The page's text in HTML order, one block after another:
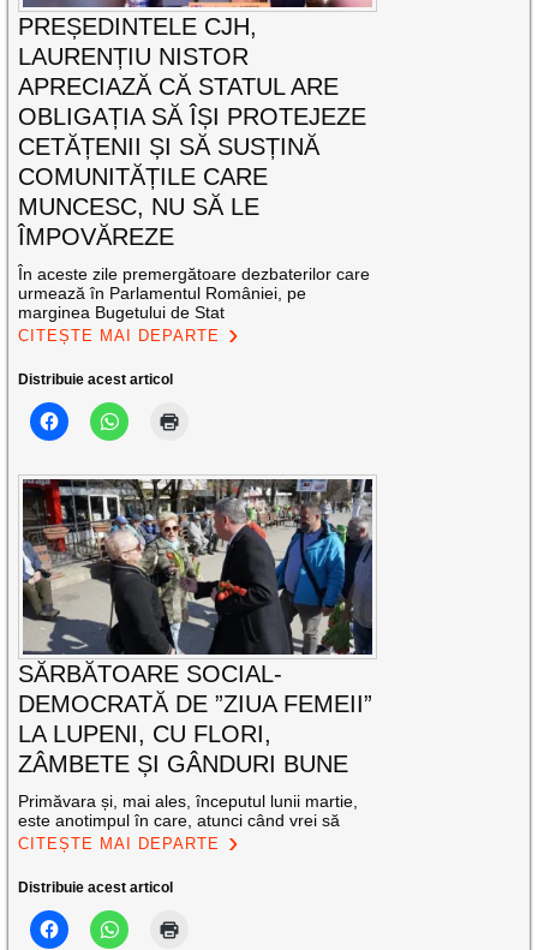
PREȘEDINTELE CJH,
LAURENȚIU NISTOR
APRECIAZĂ CĂ STATUL ARE
OBLIGAȚIA SĂ ÎȘI PROTEJEZE
CETĂȚENII ȘI SĂ SUSȚINĂ
COMUNITĂȚILE CARE
MUNCESC, NU SĂ LE
ÎMPOVĂREZE
În aceste zile premergătoare dezbaterilor care
urmează în Parlamentul României, pe
marginea Bugetului de Stat
CITEȘTE MAI DEPARTE
Distribuie acest articol
SĂRBĂTOARE SOCIAL-
DEMOCRATĂ DE ”ZIUA FEMEII”
LA LUPENI, CU FLORI,
ZÂMBETE ȘI GÂNDURI BUNE
Primăvara și, mai ales, începutul lunii martie,
este anotimpul în care, atunci când vrei să
CITEȘTE MAI DEPARTE
Distribuie acest articol